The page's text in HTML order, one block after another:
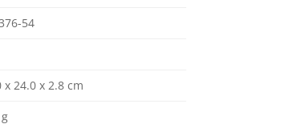
54
x 24.0 x 2.8 cm